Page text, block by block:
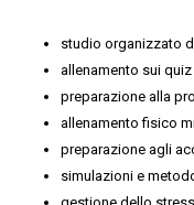
studio organizzato
allenamento sui
preparazione alla
allenamento fisico
preparazione agli
simulazioni e